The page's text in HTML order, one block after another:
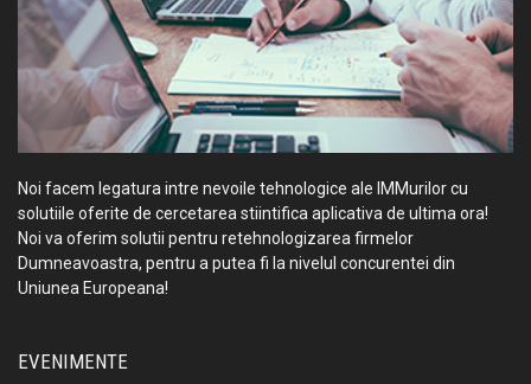
Noi facem legatura intre nevoile tehnologice ale IMMurilor cu
solutiile oferite de cercetarea stiintifica aplicativa de ultima ora!
Noi va oferim solutii pentru retehnologizarea firmelor
Dumneavoastra, pentru a putea fi la nivelul concurentei din
Uniunea Europeana!
EVENIMENTE